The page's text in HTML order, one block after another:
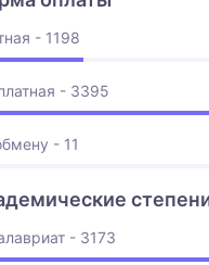
- 1198
- 3395
- 11
- 3173